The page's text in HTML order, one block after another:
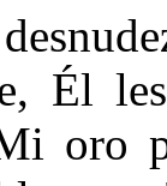
Él
oro